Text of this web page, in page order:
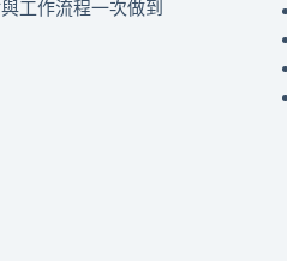
工作流程一次做到